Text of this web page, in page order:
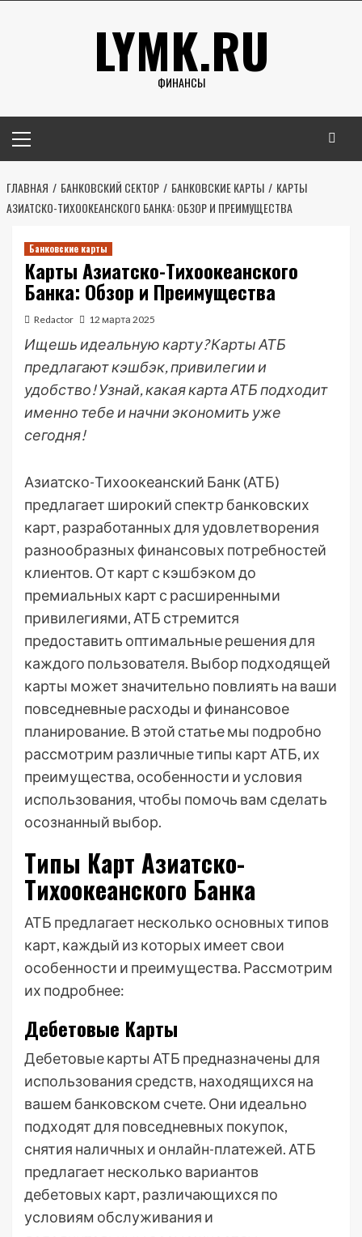
LYMK.RU
ФИНАНСЫ
меню
ГЛАВНАЯ БАНКОВСКИЙ СЕКТОР БАНКОВСКИЕ КАРТЫ
КАРТЫ
АЗИАТСКО-ТИХООКЕАНСКОГО БАНКА: ОБЗОР И ПРЕИМУЩЕСТВА
Банковские карты
Карты Азиатско-Тихоокеанского
Банка: Обзор и Преимущества
Redactor 12 марта 2025
Ищешь идеальную карту? Карты АТБ
предлагают кэшбэк, привилегии и
удобство! Узнай, какая карта АТБ подходит
именно тебе и начни экономить уже
сегодня!
Азиатско-Тихоокеанский Банк (АТБ)
предлагает широкий спектр банковских
карт, разработанных для удовлетворения
разнообразных финансовых потребностей
клиентов. От карт с кэшбэком до
премиальных карт с расширенными
привилегиями, АТБ стремится
предоставить оптимальные решения для
каждого пользователя. Выбор подходящей
карты может значительно повлиять на ваши
повседневные расходы и финансовое
планирование. В этой статье мы подробно
рассмотрим различные типы карт АТБ, их
преимущества, особенности и условия
использования, чтобы помочь вам сделать
осознанный выбор.
Типы Карт Азиатско-
Тихоокеанского Банка
АТБ предлагает несколько основных типов
карт, каждый из которых имеет свои
особенности и преимущества. Рассмотрим
их подробнее:
Дебетовые Карты
Дебетовые карты АТБ предназначены для
использования средств, находящихся на
вашем банковском счете. Они идеально
подходят для повседневных покупок,
снятия наличных и онлайн-платежей. АТБ
предлагает несколько вариантов
дебетовых карт, различающихся по
условиям обслуживания и